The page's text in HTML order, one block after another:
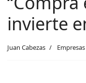
invierte
Juan Cabezas